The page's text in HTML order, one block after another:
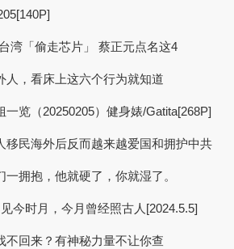
湾「偷走芯片」 蔡正元点名这4
人，看床上这六个行为就知道
一览（20250205）健身婊/Gatita[268P]
移民海外后反而越来越爱国和拥护中共
拥抱，他就硬了，你就湿了。
今时月，今月曾经照古人[2024.5.5]
不回来？有神秘力量不让你查